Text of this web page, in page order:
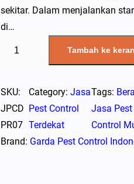
sekitar. Dalam menjalankan
di…
n
t
i
t
Tambah ke
SKU:
JPCD
PR07
Category: Jasa
Pest Control
Terdekat
Tags:
Jasa
Control
Brand: Garda Pest Control